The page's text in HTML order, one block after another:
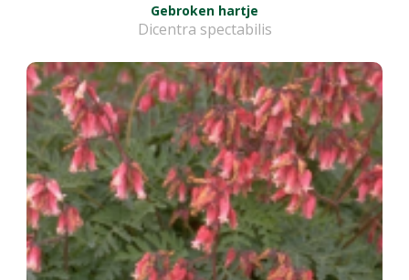
Gebroken hartje
Dicentra spectabilis